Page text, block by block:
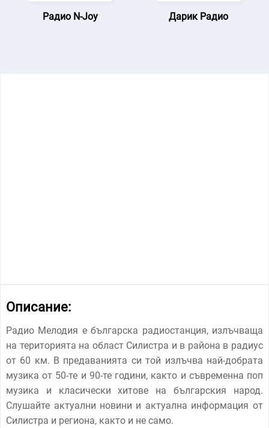
Радио N-Joy Дарик Радио
Описание:
Радио Мелодия е българска радиостанция, излъчваща
на територията на област Силистра и в района в радиус
от 60 км. В предаванията си той излъчва най-добрата
музика от 50-те и 90-те години, както и съвременна поп
музика и класически хитове на българския народ.
Слушайте актуални новини и актуална информация от
Силистра и региона, както и не само.